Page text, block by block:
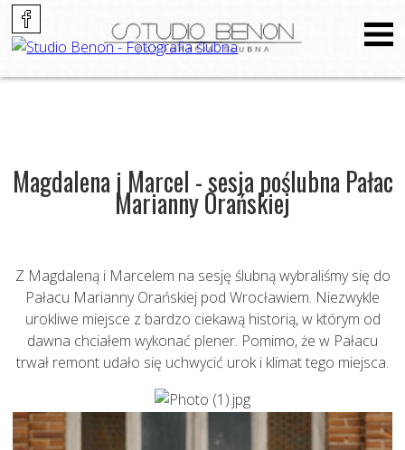
Magdalena i Marcel - sesja poślubna Pałac
Marianny Orańskiej
Z Magdaleną i Marcelem na sesję ślubną wybraliśmy się do
Pałacu Marianny Orańskiej pod Wrocławiem. Niezwykle
urokliwe miejsce z bardzo ciekawą historią, w którym od
dawna chciałem wykonać plener. Pomimo, że w Pałacu
trwał remont udało się uchwycić urok i klimat tego miejsca.